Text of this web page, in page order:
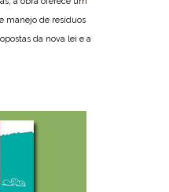
manejo de resíduos
da nova lei e a